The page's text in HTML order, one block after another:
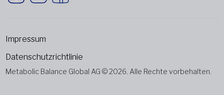
Metabolic Balance Global AG © 2026. Alle Rechte vorbehalten.
Impressum
Datenschutzrichtlinie